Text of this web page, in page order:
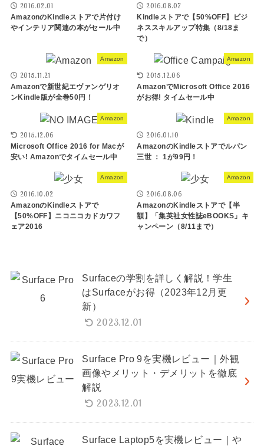
2016.02.01
AmazonのKindleストアで片付け
やインテリア関連の本がセール中
2016.08.07
Kindleストアで【50%OFF】ビジ
ネススキルアップ特集（8/18ま
で）
Amazon
2015.11.21
Amazonで新世紀エヴァンゲリオ
ンKindle版が全巻50円！
Amazon
2015.12.06
AmazonでMicrosoft Office 2016
がお得! タイムセール中
Amazon
2015.12.06
Microsoft Office 2016 for Macが
安い! Amazonでタイムセール中
Amazon
2016.01.10
AmazonのKindleストアでルパン
三世 ： 1が99円！
Amazon
2016.10.02
AmazonのKindleストアで
【50%OFF】ニコニコカドカワフ
ェア2016
Amazon
2016.08.06
AmazonのKindleストアで【半
額】「集英社女性誌eBOOKS」キ
ャンペーン（8/11まで）
Surfaceの学割を詳しく解説！学生
はSurfaceがお得（2023年12月更
新）
2023.12.01
Surface Pro 9を実機レビュー｜外観
画像やメリット・デメリットを徹底
解説
2023.12.01
Surface Laptop5を実機レビュー｜や